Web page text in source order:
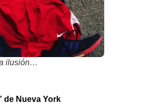
ilusión…
de Nueva York